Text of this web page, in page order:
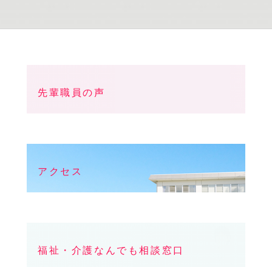
先輩職員の声
アクセス
福祉・介護なんでも相談窓口